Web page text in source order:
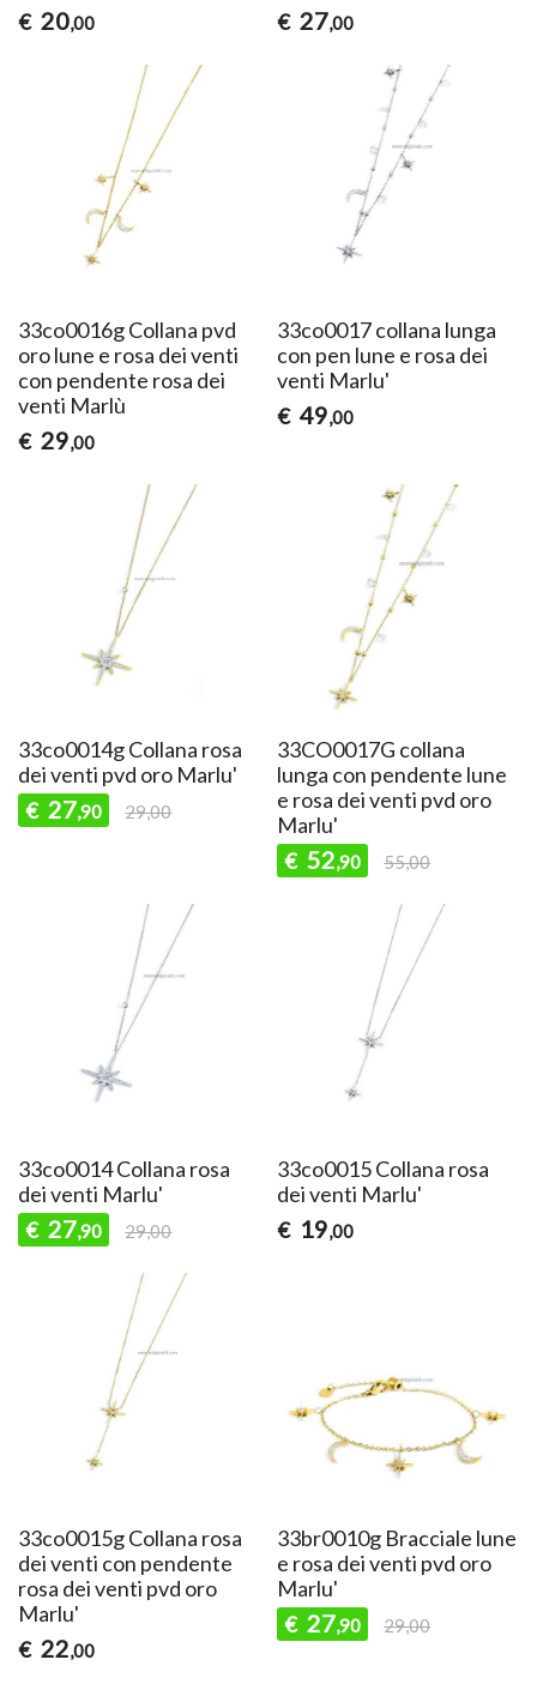
€ 20,00
€ 27,00
33co0016g Collana pvd
oro lune e rosa dei venti
con pendente rosa dei
venti Marlù
€ 29,00
33co0017 collana lunga
con pen lune e rosa dei
venti Marlu'
€ 49,00
33co0014g Collana rosa
dei venti pvd oro Marlu'
€ 27,90 29,00
33CO0017G collana
lunga con pendente lune
e rosa dei venti pvd oro
Marlu'
€ 52,90 55,00
33co0014 Collana rosa
dei venti Marlu'
€ 27,90 29,00
33co0015 Collana rosa
dei venti Marlu'
€ 19,00
33co0015g Collana rosa
dei venti con pendente
rosa dei venti pvd oro
Marlu'
€ 22,00
33br0010g Bracciale lune
e rosa dei venti pvd oro
Marlu'
€ 27,90 29,00